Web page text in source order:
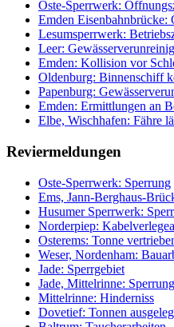
Oste-Sperrwerk:
Emden Eisenbahnbrücke:
Lesumsperrwerk:
Leer:
Emden: Kollision vor
Oldenburg: Binnenschiff
Papenburg:
Emden: Ermittlungen an
Elbe, Wischhafen: Fähre
Reviermeldungen
Oste-Sperrwerk: Sperrung
Ems, Jann-Berghaus-
Husumer Sperrwerk:
Norderpiep:
Osterems: Tonne
Weser, Nordenham:
Jade: Sperrgebiet
Jade, Mittelrinne: Sperrung
Mittelrinne: Hinderniss
Dovetief: Tonnen